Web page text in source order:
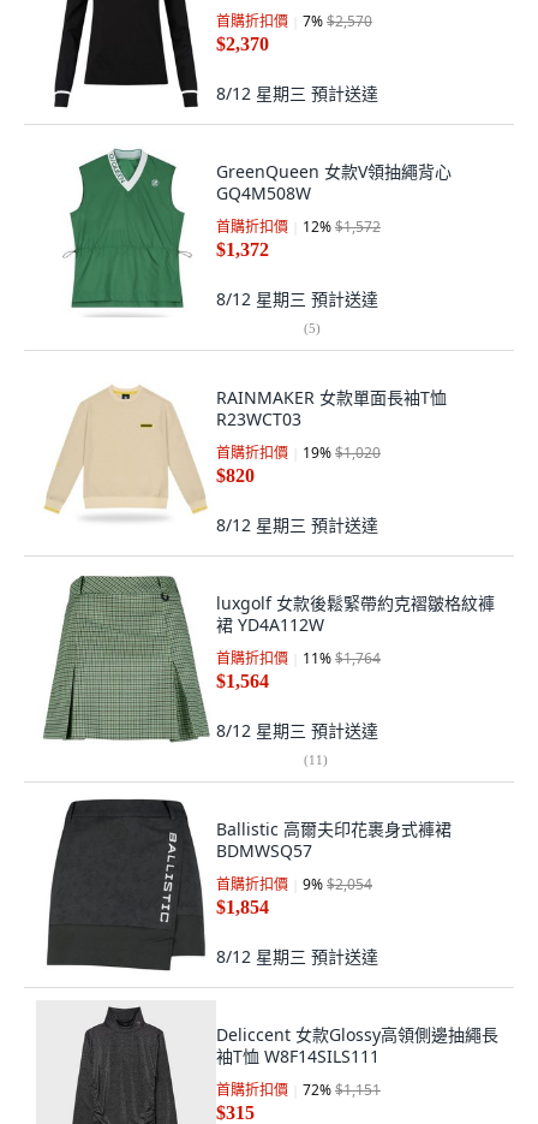
首購折扣價 7%$2,570
$2,370
8/12 星期三 預計送達
GreenQueen 女款V領抽繩背心
GQ4M508W
首購折扣價 12%$1,572
$1,372
8/12 星期三 預計送達
(5)
RAINMAKER 女款單面長袖T恤
R23WCT03
首購折扣價 19%$1,020
$820
8/12 星期三 預計送達
luxgolf 女款後鬆緊帶約克褶皺格紋褲
裙 YD4A112W
首購折扣價 11%$1,764
$1,564
8/12 星期三 預計送達
(11)
Ballistic 高爾夫印花裹身式褲裙
BDMWSQ57
首購折扣價 9%$2,054
$1,854
8/12 星期三 預計送達
Deliccent 女款Glossy高領側邊抽繩長
袖T恤 W8F14SILS111
首購折扣價 72%$1,151
$315